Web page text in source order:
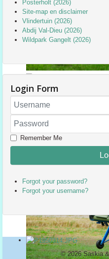
Posterholt (2026)
Site-map en disclaimer
Vlindertuin (2026)
Abdij Val-Dieu (2026)
Wildpark Gangelt (2026)
Login Form
Username
Password
Remember Me
Forgot your password?
Forgot your username?
© 2026 Saskia